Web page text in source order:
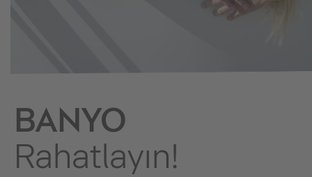
BANYO
Rahatlayın!